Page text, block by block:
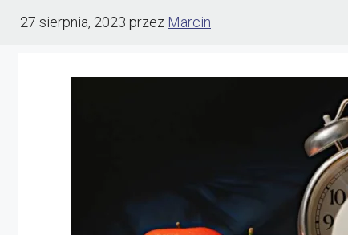
27 sierpnia, 2023 przez Marcin